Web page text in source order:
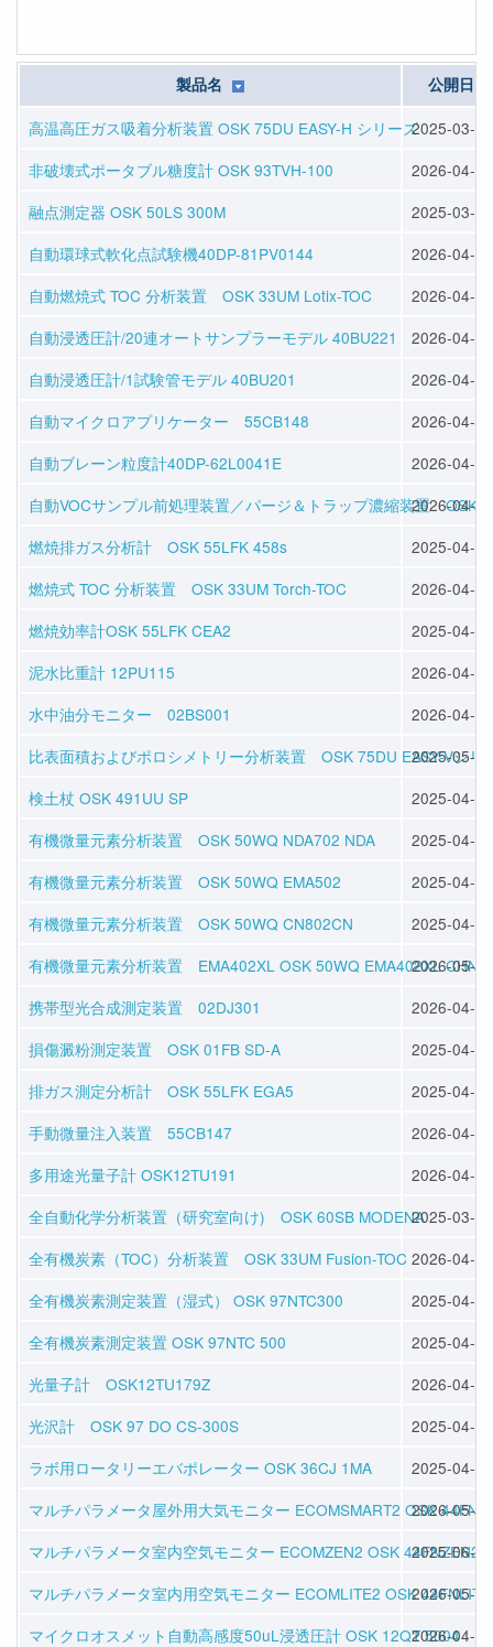
製品名 公開日
高温高圧ガス吸着分析装置 OSK 75DU EASY-H シリーズ2025-03-30
非破壊式ポータブル糖度計 OSK 93TVH-100
2026-04-22
融点測定器 OSK 50LS 300M
2025-03-25
自動環球式軟化点試験機40DP-81PV0144
2026-04-28
自動燃焼式 TOC 分析装置 OSK 33UM Lotix-TOC
2026-04-16
自動浸透圧計/20連オートサンプラーモデル 40BU221
2026-04-30
自動浸透圧計/1試験管モデル 40BU201
2026-04-30
自動マイクロアプリケーター 55CB148
2026-04-28
自動ブレーン粒度計40DP-62L0041E
2026-04-28
自動VOCサンプル前処理装置／パージ＆トラップ濃縮装置 OSK
2026-04-16
燃焼排ガス分析計 OSK 55LFK 458s
2025-04-08
燃焼式 TOC 分析装置 OSK 33UM Torch-TOC
2026-04-16
燃焼効率計OSK 55LFK CEA2
2025-04-08
泥水比重計 12PU115
2026-04-30
水中油分モニター 02BS001
2026-04-30
比表面積およびポロシメトリー分析装置 OSK 75DU EASY-Vシリ
2025-05-28
検土杖 OSK 491UU SP
2025-04-02
有機微量元素分析装置 OSK 50WQ NDA702 NDA
2025-04-11
有機微量元素分析装置 OSK 50WQ EMA502
2025-04-11
有機微量元素分析装置 OSK 50WQ CN802CN
2025-04-11
有機微量元素分析装置 EMA402XL OSK 50WQ EMA402XL CHNS
2026-05-01
携帯型光合成測定装置 02DJ301
2026-04-30
損傷澱粉測定装置 OSK 01FB SD-A
2025-04-09
排ガス測定分析計 OSK 55LFK EGA5
2025-04-08
手動微量注入装置 55CB147
2026-04-28
多用途光量子計 OSK12TU191
2026-04-28
全自動化学分析装置（研究室向け) OSK 60SB MODENA2025-03-26
全有機炭素（TOC）分析装置 OSK 33UM Fusion-TOC 2026-04-16
全有機炭素測定装置（湿式） OSK 97NTC300
2025-04-30
全有機炭素測定装置 OSK 97NTC 500
2025-04-30
光量子計 OSK12TU179Z
2026-04-28
光沢計 OSK 97 DO CS-300S
2025-04-11
ラボ用ロータリーエバポレーター OSK 36CJ 1MA
2025-04-02
マルチパラメータ屋外用大気モニター ECOMSMART2 OSK2026-05-01
マルチパラメータ室内空気モニター ECOMZEN2 OSK 44FNZEN2
2025-06-25
マルチパラメータ室内用空気モニター ECOMLITE2 OSK2026-05-01
マイクロオスメット自動高感度50uL浸透圧計 OSK 12QT 5004
2026-04-17